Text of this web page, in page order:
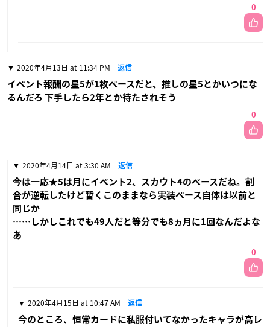
0
2020年4月13日 at 11:34 PM 返信
イベント報酬の星5が1枚ペースだと、推しの星5とかいつにな
るんだろ 下手したら2年とか待たされそう
0
2020年4月14日 at 3:30 AM 返信
今は一応★5は月にイベント2、スカウト4のペースだね。割
合が逆転したけど暫くこのままなら実装ペース自体は以前と
同じか
……しかしこれでも49人だと等分でも8ヵ月に1回なんだよな
あ
0
2020年4月15日 at 10:47 AM 返信
今のところ、恒常カードに私服付いてなかったキャラが高レ